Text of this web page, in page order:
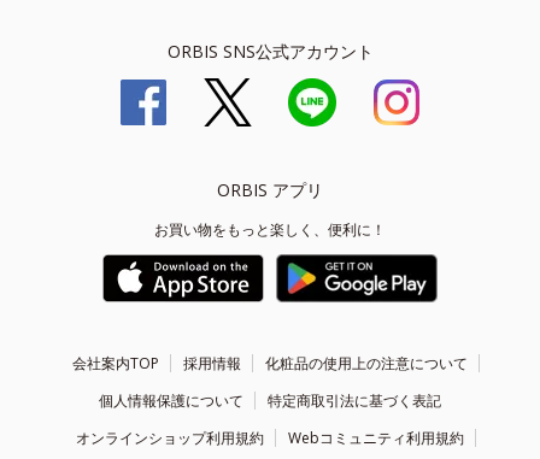
ORBIS SNS公式アカウント
ORBIS アプリ
お買い物をもっと楽しく、便利に！
会社案内TOP 採用情報
化粧品の使用上の注意について
個人情報保護について
特定商取引法に基づく表記
オンラインショップ利用規約
Webコミュニティ利用規約